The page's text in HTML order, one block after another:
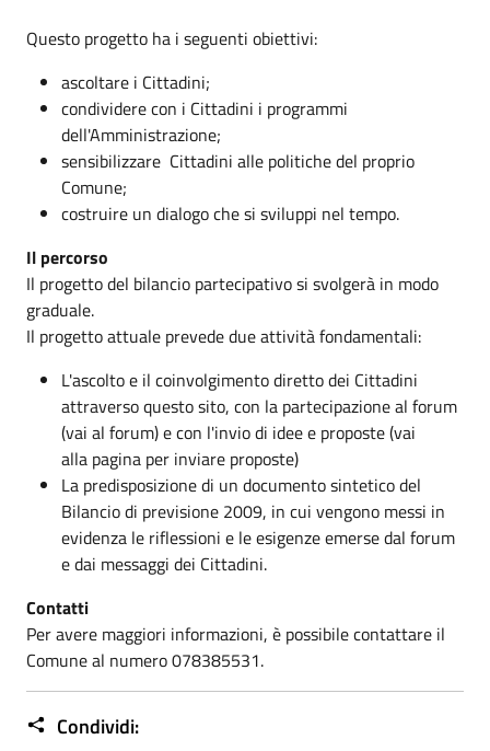
Questo progetto ha i seguenti obiettivi:
ascoltare i Cittadini;
condividere con i Cittadini i programmi
dell'Amministrazione;
sensibilizzare Cittadini alle politiche del proprio
Comune;
costruire un dialogo che si sviluppi nel tempo.
Il percorso
Il progetto del bilancio partecipativo si svolgerà in modo
graduale.
Il progetto attuale prevede due attività fondamentali:
L'ascolto e il coinvolgimento diretto dei Cittadini
attraverso questo sito, con la partecipazione al forum
(vai al forum) e con l'invio di idee e proposte (vai
alla pagina per inviare proposte)
La predisposizione di un documento sintetico del
Bilancio di previsione 2009, in cui vengono messi in
evidenza le riflessioni e le esigenze emerse dal forum
e dai messaggi dei Cittadini.
Contatti
Per avere maggiori informazioni, è possibile contattare il
Comune al numero 078385531.
Condividi: